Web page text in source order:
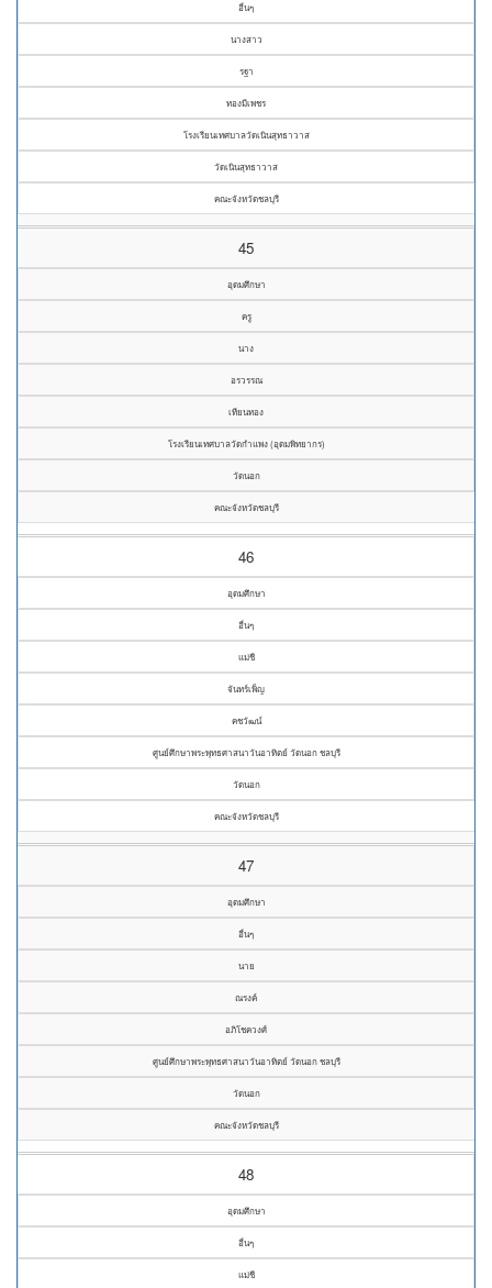
อื่นๆ
นางสาว
รฐา
ทองมีเพชร
โรงเรียนเทศบาลวัดเนินสุทธาวาส
วัดเนินสุทธาวาส
คณะจังหวัดชลบุรี
45
อุดมศึกษา
ครู
นาง
อรวรรณ
เทียนทอง
โรงเรียนเทศบาลวัดกำแพง (อุดมพิทยากร)
วัดนอก
คณะจังหวัดชลบุรี
46
อุดมศึกษา
อื่นๆ
แม่ชี
จันทร์เพ็ญ
คชวัฒน์
ศูนย์ศึกษาพระพุทธศาสนาวันอาทิตย์ วัดนอก ชลบุรี
วัดนอก
คณะจังหวัดชลบุรี
47
อุดมศึกษา
อื่นๆ
นาย
ณรงค์
อภิโชควงศ์
ศูนย์ศึกษาพระพุทธศาสนาวันอาทิตย์ วัดนอก ชลบุรี
วัดนอก
คณะจังหวัดชลบุรี
48
อุดมศึกษา
อื่นๆ
แม่ชี